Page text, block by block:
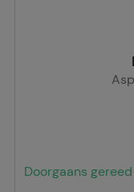
Doorgaans